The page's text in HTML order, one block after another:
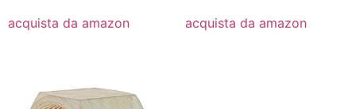
acquista da amazon acquista da amazon